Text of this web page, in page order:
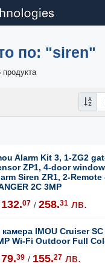
по: "siren"
продукта
Alarm Kit 3, 1-ZG2
ZP1, 4-door
Siren ZR1, 2-
2C 3MP
07 / 258.31 лв.
камера IMOU Cruiser
Wi-Fi Outdoor Full
39 / 155.27 лв.